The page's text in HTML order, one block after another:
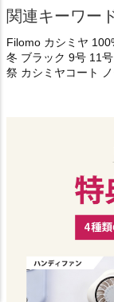
関連キーワー
Filomo カシミヤ
冬 ブラック 9号 11
祭 カシミヤコート